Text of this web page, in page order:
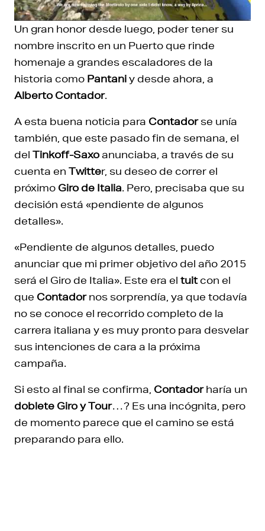
Un gran honor desde luego, poder tener su
nombre inscrito en un Puerto que rinde
homenaje a grandes escaladores de la
historia como Pantaniy desde ahora, a
Alberto Contador.
A esta buena noticia para Contadorse unía
también, que este pasado fin de semana, el
del Tinkoff-Saxoanunciaba, a través de su
cuenta en Twitter, su deseo de correr el
próximo Giro de Italia. Pero, precisaba que su
decisión está «pendiente de algunos
detalles».
«Pendiente de algunos detalles, puedo
anunciar que mi primer objetivo del año 2015
será el Giro de Italia». Este era el tuitcon el
que Contadornos sorprendía, ya que todavía
no se conoce el recorrido completo de la
carrera italiana y es muy pronto para desvelar
sus intenciones de cara a la próxima
campaña.
Si esto al final se confirma, Contadorharía un
doblete Giro y Tour…? Es una incógnita, pero
de momento parece que el camino se está
preparando para ello.